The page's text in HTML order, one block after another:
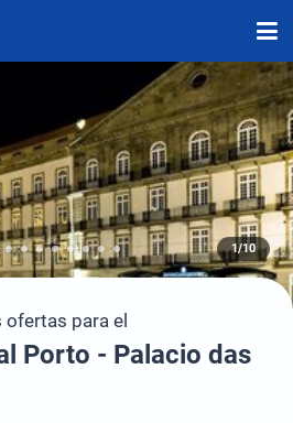
1/10
para el
Porto - Palacio das